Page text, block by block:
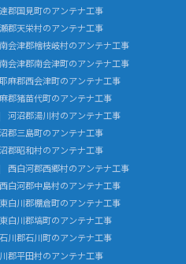
郡国見町のアンテナ工事
郡天栄村のアンテナ工事
南会津郡檜枝岐村のアンテナ工事
南会津郡南会津町のアンテナ工事
耶麻郡西会津町のアンテナ工事
郡猪苗代町のアンテナ工事
河沼郡湯川村のアンテナ工事
郡三島町のアンテナ工事
郡昭和村のアンテナ工事
西白河郡西郷村のアンテナ工事
西白河郡中島村のアンテナ工事
東白川郡棚倉町のアンテナ工事
東白川郡塙町のアンテナ工事
石川郡石川町のアンテナ工事
郡平田村のアンテナ工事